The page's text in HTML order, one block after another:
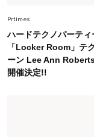
中村
幸
Prtimes
ハードテクノパーティ
「Locker Room」テ
ーン Lee Ann
開催決定!!